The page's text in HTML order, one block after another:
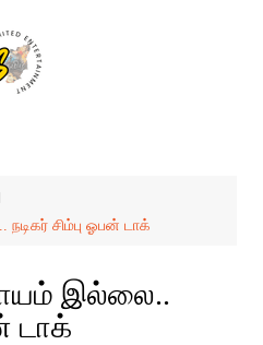
சிம்பு ஓபன் டாக்
இல்லை..
டாக்